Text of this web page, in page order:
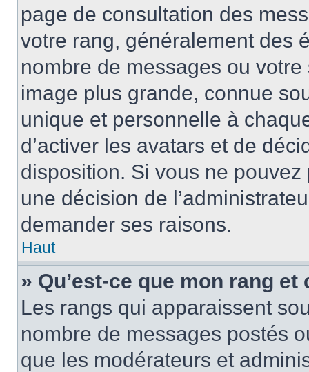
page de consultation des
votre rang, généralement des
nombre de messages ou
image plus grande, connue
unique et personnelle à
d’activer les avatars et de
disposition. Si vous ne pouvez
une décision de
demander ses raisons.
Haut
» Qu’est-ce que mon rang
Les rangs qui apparaissent
nombre de messages postés
que les modérateurs et